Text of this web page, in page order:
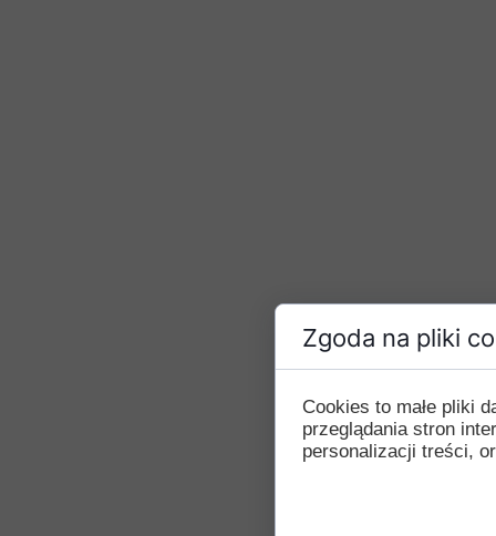
Zgoda na pliki
Cookies to małe pliki
przeglądania stron
personalizacji treści,